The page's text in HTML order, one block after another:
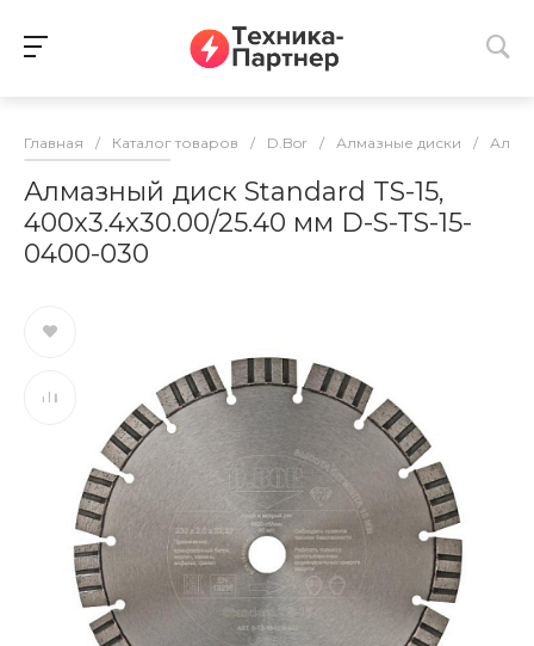
Главная / Каталог товаров / D.Bor / Алмазные диски /
Алмазный диск Standard TS-15,
400x3.4x30.00/25.40 мм D-S-TS-15-
0400-030